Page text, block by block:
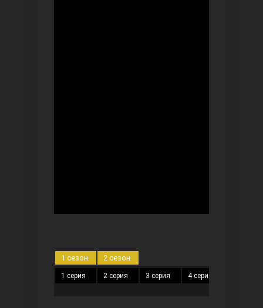
Красивее, чем ты
1 сезон 2 сезон
1 серия 2 серия 3 серия 4 серия